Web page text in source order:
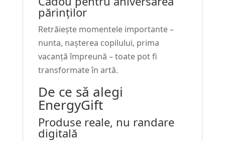
părinților
Retrăiește momentele importante –
nunta, nașterea copilului, prima
vacanță împreună – toate pot fi
transformate în artă.
De ce să alegi
EnergyGift
Produse reale, nu randare
digitală